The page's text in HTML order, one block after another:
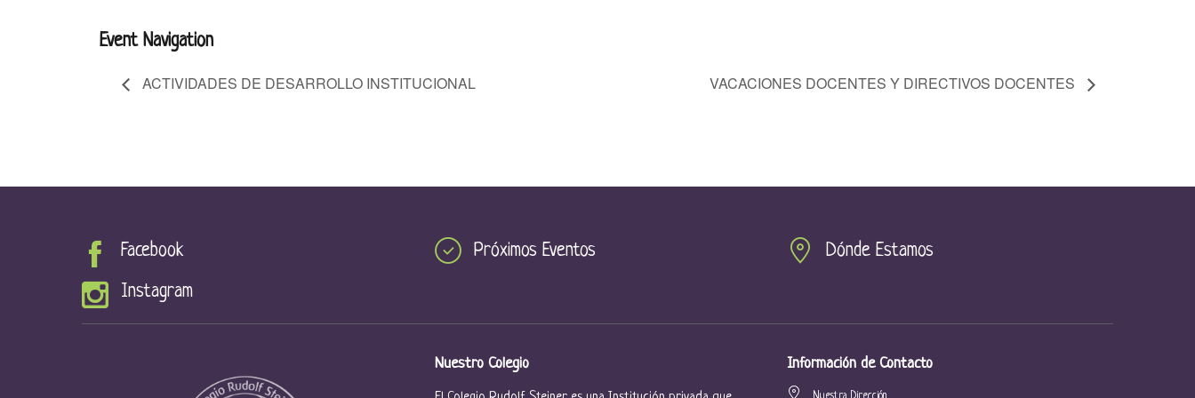
Event Navigation
ACTIVIDADES DE DESARROLLO INSTITUCIONAL VACACIONES DOCENTES Y DIRECTIVOS DOCENTES
Facebook
Instagram
Próximos Eventos Dónde Estamos
Nuestro Colegio Información de Contacto